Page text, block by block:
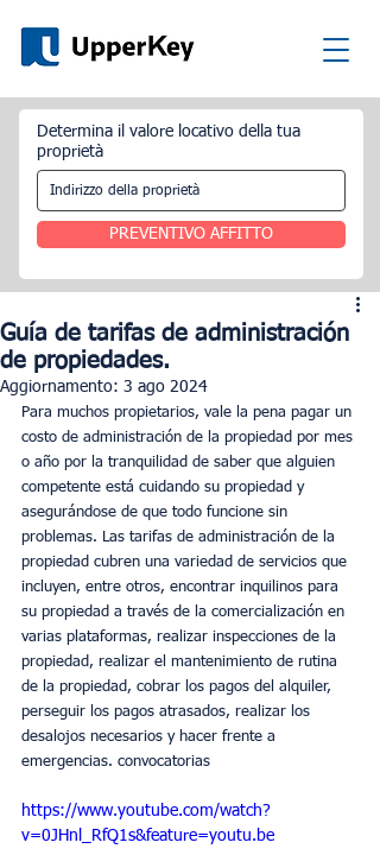
Determina il valore locativo della tua
proprietà
PREVENTIVO AFFITTO
Guía de tarifas de administración
de propiedades.
Aggiornamento: 3 ago 2024
Para muchos propietarios, vale la pena pagar un
costo de administración de la propiedad por mes
o año por la tranquilidad de saber que alguien
competente está cuidando su propiedad y
asegurándose de que todo funcione sin
problemas. Las tarifas de administración de la
propiedad cubren una variedad de servicios que
incluyen, entre otros, encontrar inquilinos para
su propiedad a través de la comercialización en
varias plataformas, realizar inspecciones de la
propiedad, realizar el mantenimiento de rutina
de la propiedad, cobrar los pagos del alquiler,
perseguir los pagos atrasados, realizar los
desalojos necesarios y hacer frente a
emergencias. convocatorias
https://www.youtube.com/watch?
v=0JHnl_RfQ1s&feature=youtu.be